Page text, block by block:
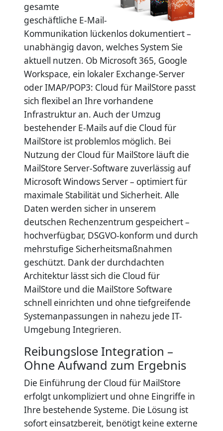
gesamte
geschäftliche E-Mail-
Kommunikation lückenlos dokumentiert –
unabhängig davon, welches System Sie
aktuell nutzen. Ob Microsoft 365, Google
Workspace, ein lokaler Exchange-Server
oder IMAP/POP3: Cloud für MailStore passt
sich flexibel an Ihre vorhandene
Infrastruktur an. Auch der Umzug
bestehender E-Mails auf die Cloud für
MailStore ist problemlos möglich. Bei
Nutzung der Cloud für MailStore läuft die
MailStore Server-Software zuverlässig auf
Microsoft Windows Server – optimiert für
maximale Stabilität und Sicherheit. Alle
Daten werden sicher in unserem
deutschen Rechenzentrum gespeichert –
hochverfügbar, DSGVO-konform und durch
mehrstufige Sicherheitsmaßnahmen
geschützt. Dank der durchdachten
Architektur lässt sich die Cloud für
MailStore und die MailStore Software
schnell einrichten und ohne tiefgreifende
Systemanpassungen in nahezu jede IT-
Umgebung Integrieren.
Reibungslose Integration –
Ohne Aufwand zum Ergebnis
Die Einführung der Cloud für MailStore
erfolgt unkompliziert und ohne Eingriffe in
Ihre bestehende Systeme. Die Lösung ist
sofort einsatzbereit, benötigt keine externe